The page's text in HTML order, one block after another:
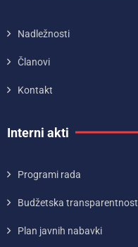
Nadležnosti
Članovi
Kontakt
Interni akti
Programi rada
Budžetska transparentnost
Plan javnih nabavki